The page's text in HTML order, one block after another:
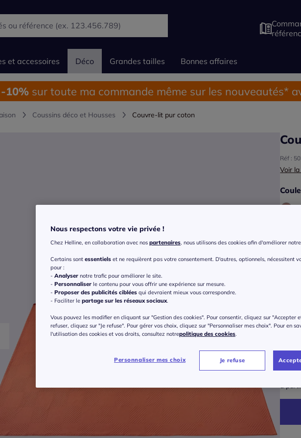
et accessoires Déco Grandes tailles Bonnes affaires
-10% sur toute ma commande même sur les nouveautés*
Coussins déco et Housses Couvre-lit pur coton
Réf :
Voir
Lot
à
Nous respectons votre vie privée !
Chez Helline, en collaboration avec nos partenaires, nous utilisons des cookies afin d'améliorer
Certains sont essentiels et ne requièrent pas votre consentement. D'autres, optionnels, nécessitent
pour :
- Analyser notre trafic pour améliorer le site.
- Personnaliser le contenu pour vous offrir une expérience sur mesure.
- Proposer des publicités ciblées qui devraient mieux vous correspondre.
- Faciliter le partage sur les réseaux sociaux.
Vous pouvez les modifier en cliquant sur "Gestion des cookies". Pour consentir, cliquez sur "Accepter
refuser, cliquez sur "Je refuse". Pour gérer vos choix, cliquez sur "Personnaliser mes choix". Pour en
l'utilisation des cookies et vos droits, consultez notrepolitique des cookies.
Personnaliser mes choix Je refuse